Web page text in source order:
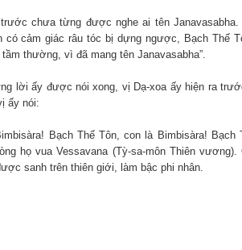
chưa từng được nghe ai tên
có cảm giác râu tóc bị dựng ngược, Bạch Thế
thường, vì đã mang tên Janavasabha”.
lời ấy được nói xong, vị Dạ-xoa ấy hiện ra
ấy nói:
Bạch Thế Tôn, con là Bimbisàra!
họ vua Vessavana (Tỳ-sa-môn Thiên
sanh trên thiên giới, làm bậc phi nhân.